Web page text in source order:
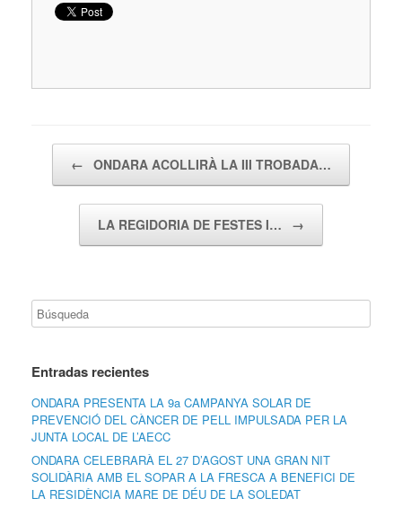
← ONDARA ACOLLIRÀ LA III TROBADA…
LA REGIDORIA DE FESTES I… →
Entradas recientes
ONDARA PRESENTA LA 9a CAMPANYA SOLAR DE
PREVENCIÓ DEL CÀNCER DE PELL IMPULSADA PER LA
JUNTA LOCAL DE L’AECC
ONDARA CELEBRARÀ EL 27 D’AGOST UNA GRAN NIT
SOLIDÀRIA AMB EL SOPAR A LA FRESCA A BENEFICI DE
LA RESIDÈNCIA MARE DE DÉU DE LA SOLEDAT